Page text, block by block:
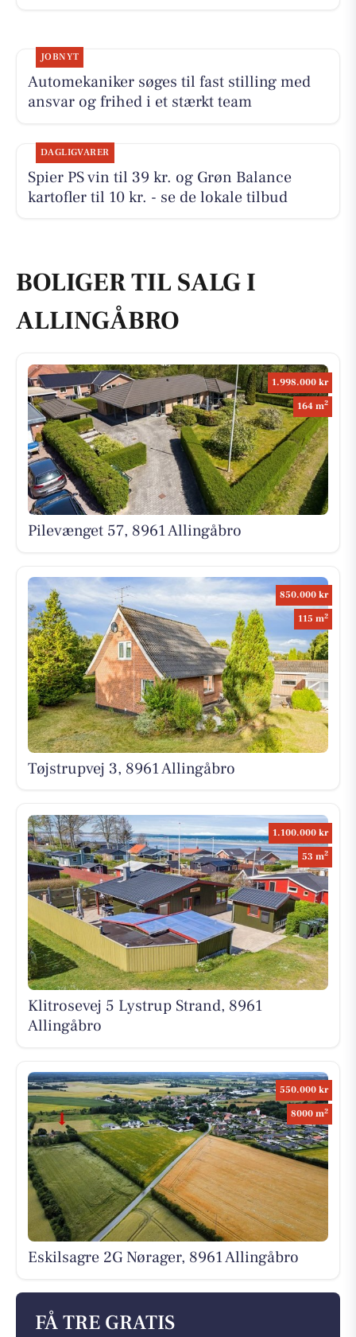
JOBNYT
Automekaniker søges til fast stilling med
ansvar og frihed i et stærkt team
DAGLIGVARER
Spier PS vin til 39 kr. og Grøn Balance
kartofler til 10 kr. - se de lokale tilbud
BOLIGER TIL SALG I
ALLINGÅBRO
1.998.000 kr
164 m2
Pilevænget 57, 8961 Allingåbro
850.000 kr
115 m2
Tøjstrupvej 3, 8961 Allingåbro
1.100.000 kr
53 m2
Klitrosevej 5 Lystrup Strand, 8961
Allingåbro
550.000 kr
8000 m2
Eskilsagre 2G Nørager, 8961 Allingåbro
FÅ TRE GRATIS